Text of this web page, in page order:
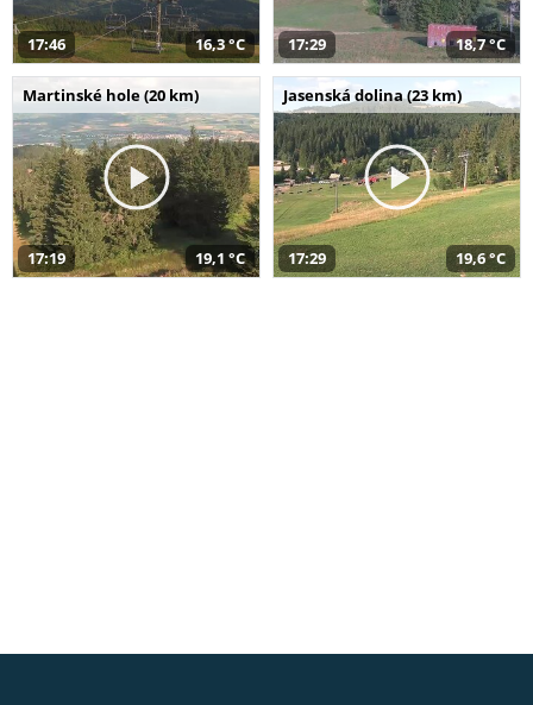
17:46 16,3 °C 17:29 18,7 °C
Martinské hole (20 km)
17:19 19,1 °C
Jasenská dolina (23 km)
17:29 19,6 °C